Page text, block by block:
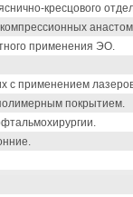
кресцового
применения ЭО.
с применением
покрытием.